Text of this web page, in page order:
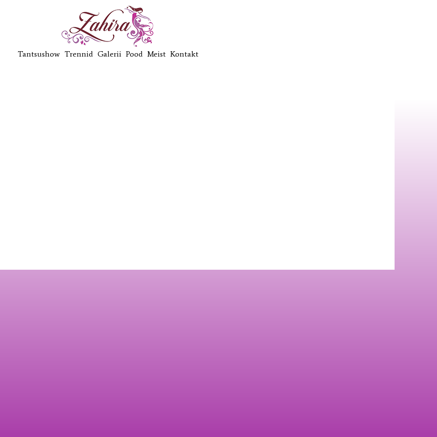
Tantsushow Trennid Galerii Pood Meist Kontakt